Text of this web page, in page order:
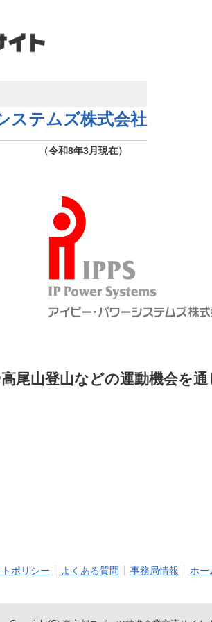
ステムズ株式会社
（令和8年3月現在）
尾山登山などの運動機会を
ポリシー よくある質問 事務局情報 ホー